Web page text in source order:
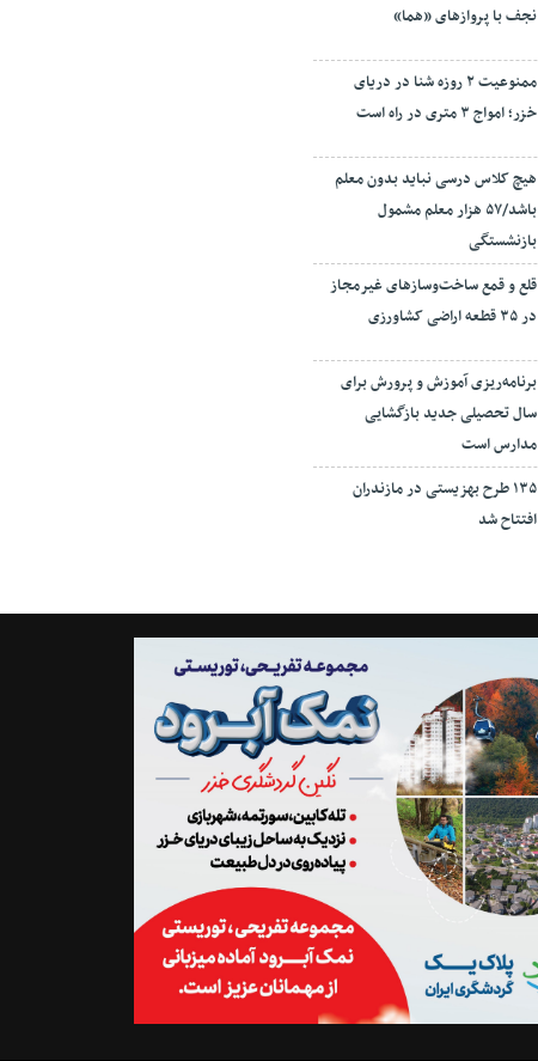
نجف با پروازهای «هما»
ممنوعیت ۲ روزه شنا در دریای
خزر؛ امواج ۳ متری در راه است
هیچ کلاس درسی نباید بدون معلم
باشد/۵۷ هزار معلم مشمول
بازنشستگی
قلع و قمع ساخت‌وسازهای غیرمجاز
در ۳۵ قطعه اراضی کشاورزی
برنامه‌ریزی آموزش و پرورش برای
سال تحصیلی جدید بازگشایی
مدارس است
۱۳۵ طرح بهزیستی در مازندران
افتتاح شد